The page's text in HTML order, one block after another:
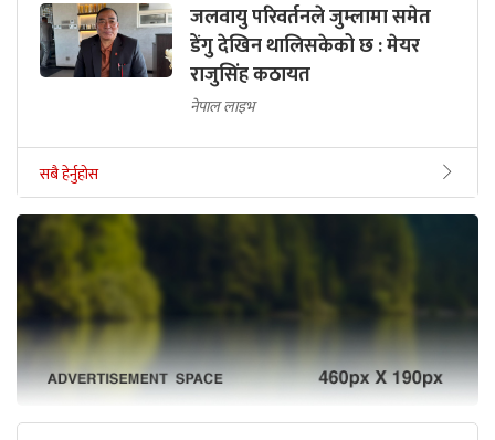
जलवायु परिवर्तनले जुम्लामा समेत
डेंगु देखिन थालिसकेको छ : मेयर
राजुसिंह कठायत
नेपाल लाइभ
सबै हेर्नुहोस